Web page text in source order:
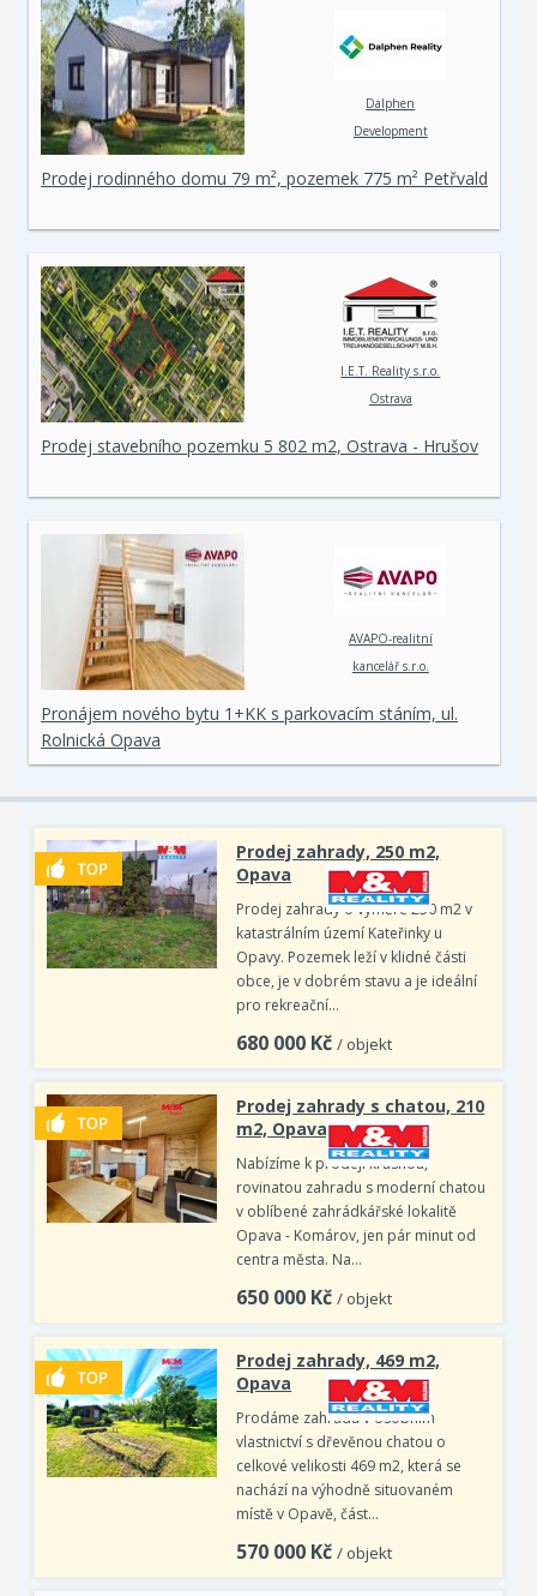
Dalphen
Development
Prodej rodinného domu 79 m², pozemek 775 m² Petřvald
I.E.T. Reality s.r.o.
Ostrava
Prodej stavebního pozemku 5 802 m2, Ostrava - Hrušov
AVAPO-realitní
kancelář s.r.o.
Pronájem nového bytu 1+KK s parkovacím stáním, ul.
Rolnická Opava
Prodej zahrady, 250 m2,
Opava
Prodej zahrady o výměře 250 m2 v
katastrálním území Kateřinky u
Opavy. Pozemek leží v klidné části
obce, je v dobrém stavu a je ideální
pro rekreační…
680 000 Kč / objekt
Prodej zahrady s chatou, 210
m2, Opava
Nabízíme k prodeji krásnou,
rovinatou zahradu s moderní chatou
v oblíbené zahrádkářské lokalitě
Opava - Komárov, jen pár minut od
centra města. Na…
650 000 Kč / objekt
Prodej zahrady, 469 m2,
Opava
Prodáme zahradu v osobním
vlastnictví s dřevěnou chatou o
celkové velikosti 469 m2, která se
nachází na výhodně situovaném
místě v Opavě, část…
570 000 Kč / objekt